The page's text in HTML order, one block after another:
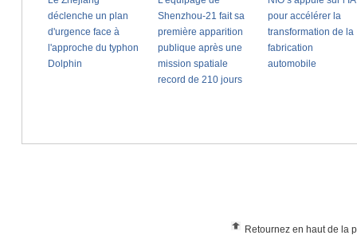
Retournez en haut de la